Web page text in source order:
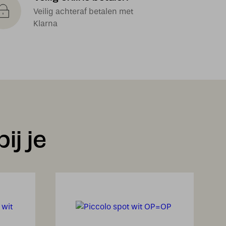
Veilig achteraf betalen met
Klarna
je